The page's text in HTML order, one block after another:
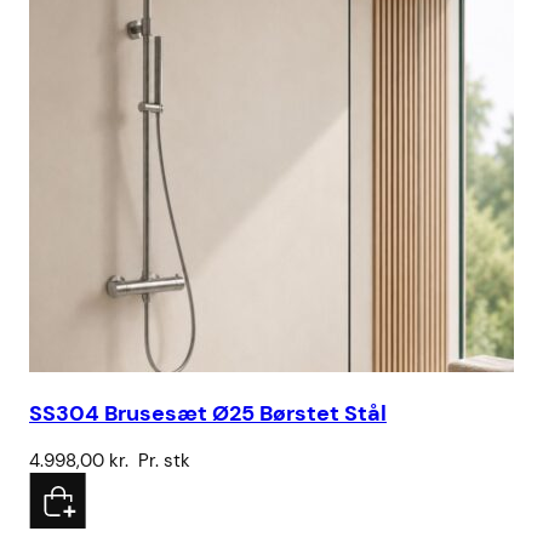
SS304 Brusesæt Ø25 Børstet Stål
4.998,00 kr. Pr. stk